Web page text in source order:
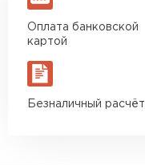
Оплата банковской
картой
Безналичный расчёт